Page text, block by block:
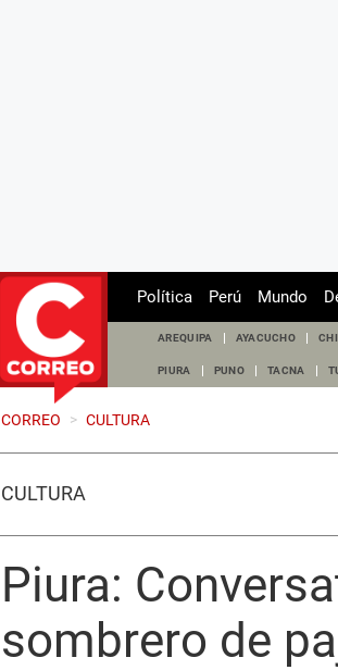
Política Perú Mundo
AREQUIPA AYACUCHO
PIURA PUNO TACNA
CORREO > CULTURA
CULTURA
Piura:
sombrero de